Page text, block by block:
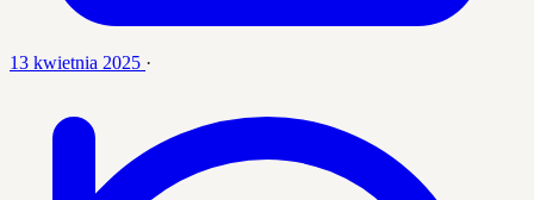
13 kwietnia 2025 ·